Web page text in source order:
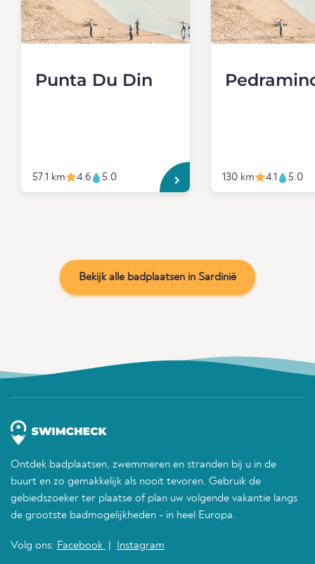
Punta Du Din
57.1 km 4.6 5.0 130 km 4.1 5.0
Bekijk alle badplaatsen in Sardinië
Ontdek badplaatsen, zwemmeren en stranden bij u in de
buurt en zo gemakkelijk als nooit tevoren. Gebruik de
gebiedszoeker ter plaatse of plan uw volgende vakantie langs
de grootste badmogelijkheden - in heel Europa.
Volg ons: Facebook Instagram